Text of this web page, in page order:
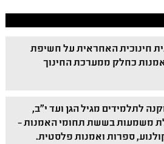
חינוכית האחראית על חשיפת
כחלק ממערכת החינוך
לתלמידים מגיל הגן ועד י"ב,
משמעות בששת תחומי האמנות –
ספרות ואמנות פלסטית.